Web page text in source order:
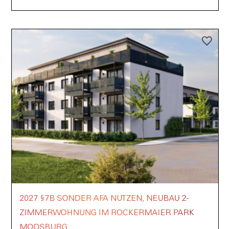
2027 §7B SONDER AFA NUTZEN, NEUBAU 2-
ZIMMERWOHNUNG IM ROCKERMAIER PARK